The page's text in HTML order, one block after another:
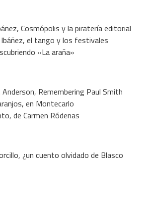
Cosmópolis y la piratería editorial
el tango y los festivales
«La araña»
Anderson, Remembering Paul Smith
en Montecarlo
de Carmen Ródenas
¿un cuento olvidado de Blasco